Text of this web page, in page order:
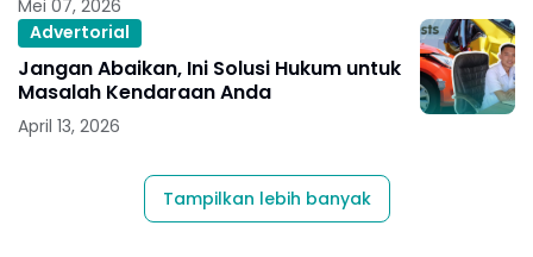
Mei 07, 2026
Advertorial
Jangan Abaikan, Ini Solusi Hukum untuk
Masalah Kendaraan Anda
April 13, 2026
Tampilkan lebih banyak